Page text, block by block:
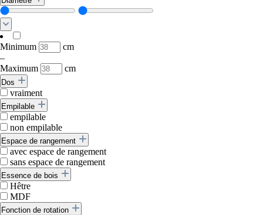
Minimum
cm
–
Maximum
cm
Dos
vraiment
Empilable
empilable
non empilable
Espace de rangement
avec espace de rangement
sans espace de rangement
Essence de bois
Hêtre
MDF
Fonction de rotation